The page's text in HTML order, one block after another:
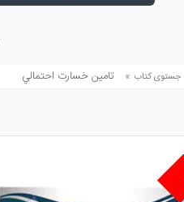
جستوی کتاب » تامين خسارت احتمالي